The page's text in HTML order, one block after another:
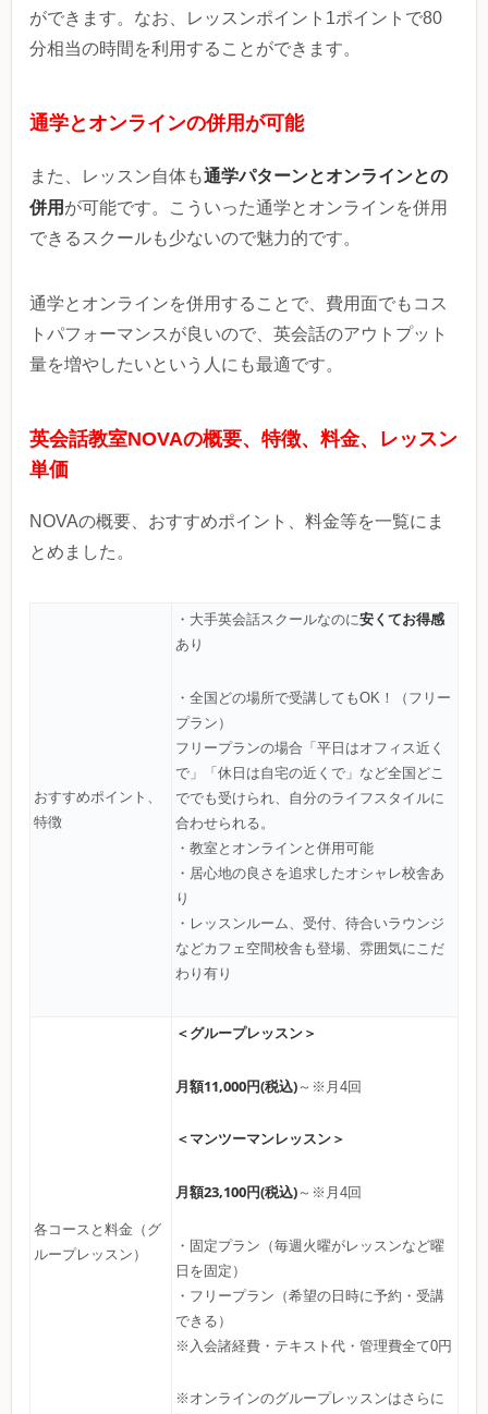
ができます。なお、レッスンポイント1ポイントで80
分相当の時間を利用することができます。
通学とオンラインの併用が可能
また、レッスン自体も通学パターンとオンラインとの
併用が可能です。こういった通学とオンラインを併用
できるスクールも少ないので魅力的です。
通学とオンラインを併用することで、費用面でもコス
トパフォーマンスが良いので、英会話のアウトプット
量を増やしたいという人にも最適です。
英会話教室NOVAの概要、特徴、料金、レッスン
単価
NOVAの概要、おすすめポイント、料金等を一覧にま
とめました。
おすすめポイント、
特徴
・大手英会話スクールなのに安くてお得感
あり
・全国どの場所で受講してもOK！（フリー
プラン）
フリープランの場合「平日はオフィス近く
で」「休日は自宅の近くで」など全国どこ
ででも受けられ、自分のライフスタイルに
合わせられる。
・教室とオンラインと併用可能
・居心地の良さを追求したオシャレ校舎あ
り
・レッスンルーム、受付、待合いラウンジ
などカフェ空間校舎も登場、雰囲気にこだ
わり有り
各コースと料金（グ
ループレッスン）
＜グループレッスン＞
月額11,000円(税込)～※月4回
＜マンツーマンレッスン＞
月額23,100円(税込)～※月4回
・固定プラン（毎週火曜がレッスンなど曜
日を固定）
・フリープラン（希望の日時に予約・受講
できる）
※入会諸経費・テキスト代・管理費全て0円
※オンラインのグループレッスンはさらに